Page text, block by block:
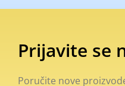
Prijavite se
Poručite nove